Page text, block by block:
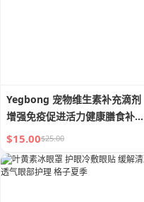
Yegbong 宠物维生素补充滴剂
增强免疫促进活力健康膳食补充
滴剂
$15.00$25.00